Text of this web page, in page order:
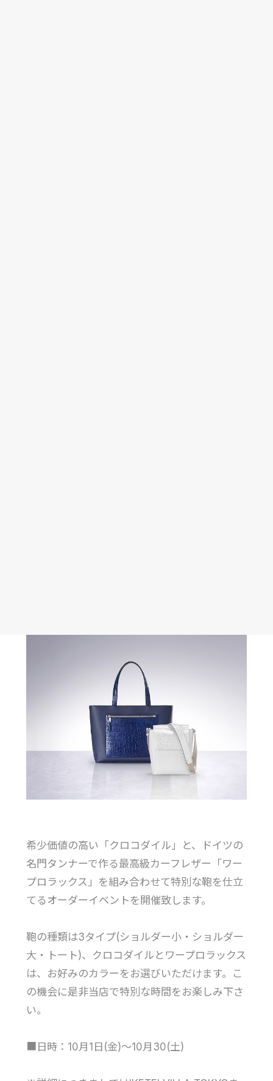
希少価値の高い「クロコダイル」と、ドイツの
名門タンナーで作る最高級カーフレザー「ワー
プロラックス」を組み合わせて特別な鞄を仕立
てるオーダーイベントを開催致します。
鞄の種類は3タイプ(ショルダー小・ショルダー
大・トート)、クロコダイルとワープロラックス
は、お好みのカラーをお選びいただけます。こ
の機会に是非当店で特別な時間をお楽しみ下さ
い。
■日時：10月1日(金)～10月30(土)